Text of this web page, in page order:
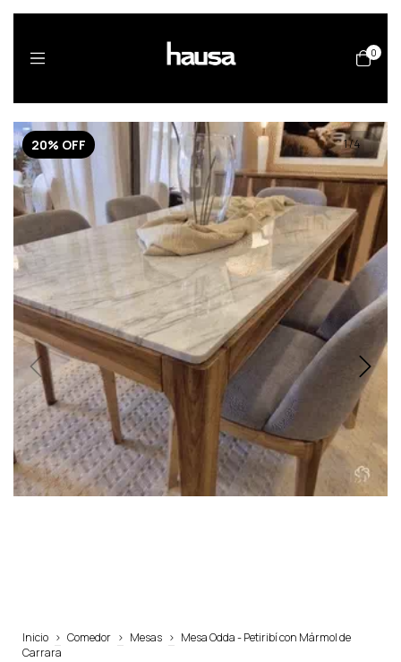
0
20% OFF 1/4
Inicio > Comedor > Mesas > Mesa Odda - Petiribí con Mármol de
Carrara